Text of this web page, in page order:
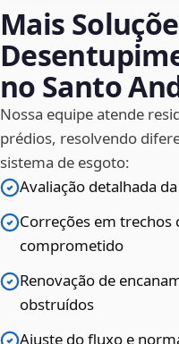
Mais
no Santo
Nossa equipe atende
prédios, resolvendo
sistema de esgoto:
Avaliação detalhada
Correções em trechos
comprometido
Renovação de
obstruídos
Ajuste do fluxo e